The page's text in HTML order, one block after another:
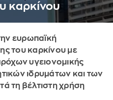
καρκίνου
ευρωπαϊκή
του καρκίνου με
υγειονομικής
ιδρυμάτων και των
τη βέλτιστη χρήση